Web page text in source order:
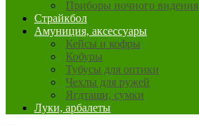
Приборы ночного видения
Страйкбол
Амуниция, аксессуары
Кейсы и кофры
Кобуры
Тубусы для оптики
Чехлы для ружей
Ягдташи, сумки
Луки, арбалеты